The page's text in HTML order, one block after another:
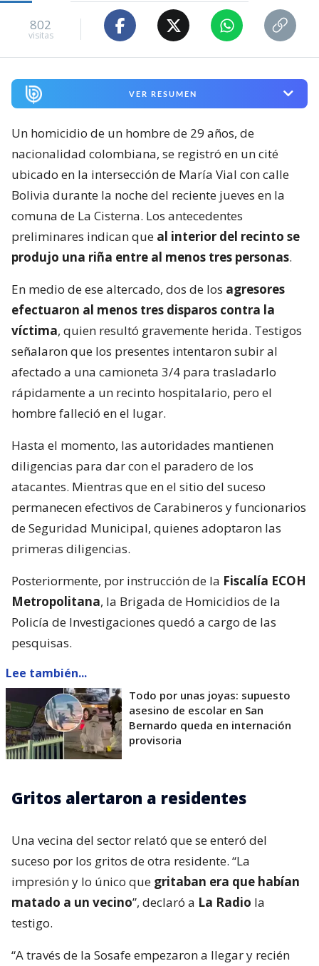
802
visitas
VER RESUMEN
Un homicidio de un hombre de 29 años, de
nacionalidad colombiana, se registró en un cité
ubicado en la intersección de María Vial con calle
Bolivia durante la noche del reciente jueves en la
comuna de La Cisterna. Los antecedentes
preliminares indican que al interior del recinto se
produjo una riña entre al menos tres personas.
En medio de ese altercado, dos de los agresores
efectuaron al menos tres disparos contra la
víctima, quien resultó gravemente herida. Testigos
señalaron que los presentes intentaron subir al
afectado a una camioneta 3/4 para trasladarlo
rápidamente a un recinto hospitalario, pero el
hombre falleció en el lugar.
Hasta el momento, las autoridades mantienen
diligencias para dar con el paradero de los
atacantes. Mientras que en el sitio del suceso
permanecen efectivos de Carabineros y funcionarios
de Seguridad Municipal, quienes adoptaron las
primeras diligencias.
Posteriormente, por instrucción de la Fiscalía ECOH
Metropolitana, la Brigada de Homicidios de la
Policía de Investigaciones quedó a cargo de las
pesquisas.
Lee también...
Todo por unas joyas: supuesto
asesino de escolar en San
Bernardo queda en internación
provisoria
Gritos alertaron a residentes
Una vecina del sector relató que se enteró del
suceso por los gritos de otra residente. “La
impresión y lo único que gritaban era que habían
matado a un vecino”, declaró a La Radio la
testigo.
“A través de la Sosafe empezaron a llegar y recién